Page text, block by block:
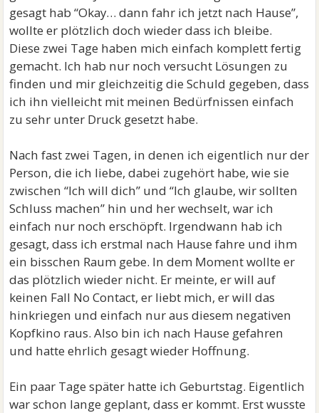
gesagt hab “Okay… dann fahr ich jetzt nach Hause”,
wollte er plötzlich doch wieder dass ich bleibe.
Diese zwei Tage haben mich einfach komplett fertig
gemacht. Ich hab nur noch versucht Lösungen zu
finden und mir gleichzeitig die Schuld gegeben, dass
ich ihn vielleicht mit meinen Bedürfnissen einfach
zu sehr unter Druck gesetzt habe.
Nach fast zwei Tagen, in denen ich eigentlich nur der
Person, die ich liebe, dabei zugehört habe, wie sie
zwischen “Ich will dich” und “Ich glaube, wir sollten
Schluss machen” hin und her wechselt, war ich
einfach nur noch erschöpft. Irgendwann hab ich
gesagt, dass ich erstmal nach Hause fahre und ihm
ein bisschen Raum gebe. In dem Moment wollte er
das plötzlich wieder nicht. Er meinte, er will auf
keinen Fall No Contact, er liebt mich, er will das
hinkriegen und einfach nur aus diesem negativen
Kopfkino raus. Also bin ich nach Hause gefahren
und hatte ehrlich gesagt wieder Hoffnung.
Ein paar Tage später hatte ich Geburtstag. Eigentlich
war schon lange geplant, dass er kommt. Erst wusste